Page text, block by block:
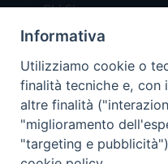
Chi Siamo
Redazione
Scrivici
Informativa
Utilizziamo cookie o
finalità tecniche e, con
altre finalità
"miglioramento
"targeting e